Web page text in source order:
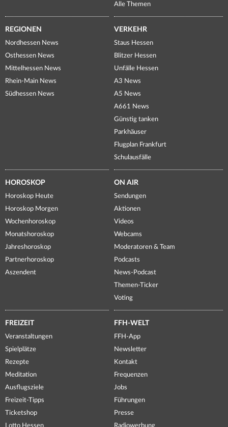
Alle Themen
REGIONEN
Nordhessen News
Osthessen News
Mittelhessen News
Rhein-Main News
Südhessen News
VERKEHR
Staus Hessen
Blitzer Hessen
Unfälle Hessen
A3 News
A5 News
A661 News
Günstig tanken
Parkhäuser
Flugplan Frankfurt
Schulausfälle
HOROSKOP
Horoskop Heute
Horoskop Morgen
Wochenhoroskop
Monatshoroskop
Jahreshoroskop
Partnerhoroskop
Aszendent
ON AIR
Sendungen
Aktionen
Videos
Webcams
Moderatoren & Team
Podcasts
News-Podcast
Themen-Ticker
Voting
FREIZEIT
Veranstaltungen
Spielplätze
Rezepte
Meditation
Ausflugsziele
Freizeit-Tipps
Ticketshop
Lotto Hessen
FFH-WELT
FFH-App
Newsletter
Kontakt
Frequenzen
Jobs
Führungen
Presse
Radiowerbung